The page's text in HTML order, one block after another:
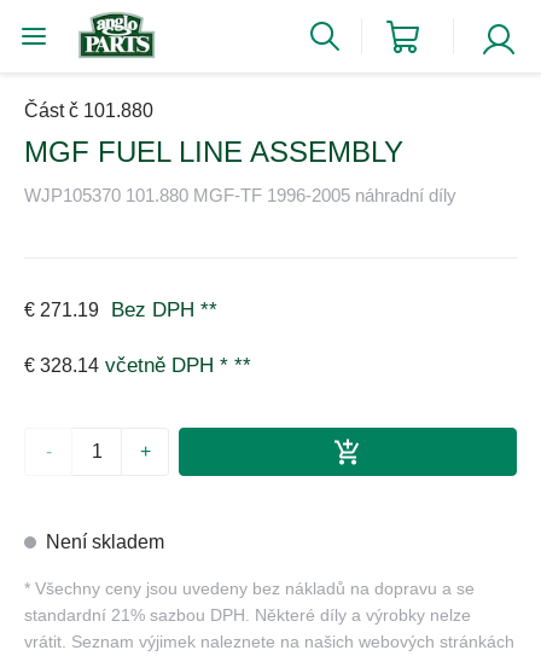
Část č 101.880
MGF FUEL LINE ASSEMBLY
WJP105370 101.880 MGF-TF 1996-2005 náhradní díly
€ 271.19 Bez DPH **
€ 328.14 včetně DPH * **
- +
Není skladem
* Všechny ceny jsou uvedeny bez nákladů na dopravu a se
standardní 21% sazbou DPH. Některé díly a výrobky nelze
vrátit. Seznam výjimek naleznete na našich webových stránkách